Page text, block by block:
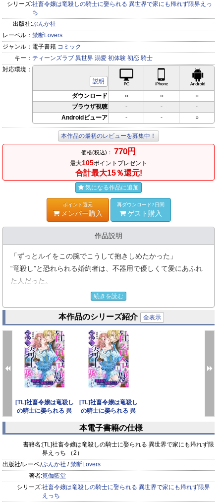
シリーズ:社畜令嬢は竜殺しの騎士に娶られる 異世界で家にも帰れず限界えっ
ち
出版社:ぶんか社
レーベル： 禁断Lovers
ジャンル： 電子書籍 コミック
キー： ティーンズラブ 異世界 溺愛 初体験 初恋 騎士
対応環境：
説明
iPhone対応
ダウンロード ○ ○
○
ブラウザ視聴
- -
-
Androidビューア
- - ○
本作品の最初のレビューを募集中！
価格(税込)： 770円
最大105ポイントプレゼント
合計最大15％還元!
気になる作品に追加
ポイント還元
メンバー購入
再ダウンロード7日間
ゲスト購入
作品説明
「ずっとルイをこの腕でこうして抱きしめたかった」
“竜殺し”と恐れられる婚約者は、不器用で優しくて愛にあふれ
た人だった。
貴方の声を聞くたびに、もっと深く繋がりたいと身体が求めて
――……。
ついに想いが通じ合ったクロードとルイ。
お互いを求め合う夜は、甘くて熱くて幸せで……。
クロードからのプロポーズを受け、
ジルカディエの一員として共に生きることを決めたルイ。
そんな幸せの最中、クロードの出征が決まり
しばらくの間、離ればなれになってしまうことに。
さらに、ルイの幸せを妬んだ親戚の魔の手が迫って――!?
【コワモテ騎士様】×【転生社畜令嬢】の
“しるし”が導く異世界ロマンチックラブコメ第2巻♪
続きを読む
本作品のシリーズ紹介 全表示
[TL]社畜令嬢は竜殺し
の騎士に娶られる 異
[TL]社畜令嬢は竜殺し
の騎士に娶られる 異
prev next
本電子書籍の仕様
書籍名:[TL]社畜令嬢は竜殺しの騎士に娶られる 異世界で家にも帰れず限
界えっち （2）
出版社/レーベル:ぶんか社 /禁断Lovers
著者:筧伽藍堂
シリーズ:社畜令嬢は竜殺しの騎士に娶られる 異世界で家にも帰れず限界
えっち